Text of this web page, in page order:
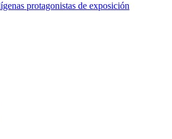
protagonistas de exposición